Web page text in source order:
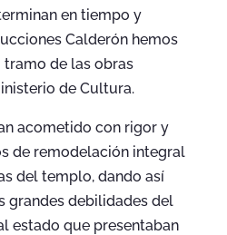
en tiempo y
Calderón hemos
de las obras
de Cultura.
acometido con rigor y
de remodelación integral
del templo, dando así
grandes debilidades del
estado que presentaban